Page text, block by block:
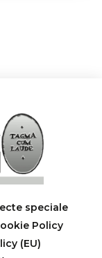
speciale
Policy
(EU)